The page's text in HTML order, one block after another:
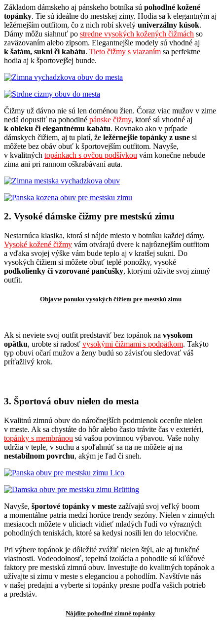
Základom dámskeho aj pánskeho botníka sú pohodlné kožené
topánky. Tie sú ideálne do mestskej zimy. Hodia sa k elegantným aj
ležérnejším outfitom, čo z nich robí skvelý univerzálny kúsok.
Dámy môžu siahnuť po stredne vysokých kožených čižmách so
zaväzovaním alebo zipsom. Elegantnejšie modely sú vhodné aj
k šatám, sukni či kabátu. Tieto čižmy s viazaním sa perfektne
hodia aj k športovejšej bunde.
Čižmy už dávno nie sú len doménou žien. Čoraz viac mužov v zime
nedá dopustiť na pohodlné pánske čižmy, ktoré sú vhodné aj
k obleku či elegantnému kabátu. Rovnako ako v prípade
dámskych čižiem, aj tu platí, že ležérnejšie topánky z usne si
môžete bez obáv obuť k športovejším outfitom. Navyše,
v kvalitných topánkach s ovčou podšívkou vám konečne nebude
zima ani pri rannom oškrabávaní auta.
2. Vysoké dámske čižmy pre mestskú zimu
Nestarnúca klasika, ktorá si nájde miesto v botníku každej dámy.
Vysoké kožené čižmy vám otvárajú dvere k najrôznejším outfitom
a vďaka svojej výške vám bude teplo aj v kratšej sukni. Do
vysokých čižiem si môžete obuť teplé ponožky, vysoké
podkolienky či vzorované pančušky, ktorými oživíte svoj zimný
outfit.
Objavte ponuku vysokých čižiem pre mestskú zimu
Ak si neviete svoj outfit predstaviť bez topánok na vysokom
opätku, urobte si radosť vysokými čižmami s podpätkom. Takýto
typ obuvi očarí mužov a ženy budú so závisťou sledovať váš
príťažlivý krok.
3. Športová obuv nielen do mesta
Kvalitnú zimnú obuv do náročnejších podmienok oceníte nielen
v meste. Ak sa chystáte do hôr alebo často trávite čas v exteriéri,
topánky s membránou sú vašou povinnou výbavou. Vaše nohy
udržia v teple, v suchu a spoľahnúť sa na ne môžete aj na
nestabilnom povrchu, akým je ľad či sneh.
Navyše, športové topánky v meste zažívajú svoj veľký boom
a momentálne patria medzi horúce trendy sezóny. Nielen v zimných
mesiacoch môžete v uliciach vidieť mladých ľudí vo výrazných
pohodlných teniskách, ktoré sa kedysi nosili len do telocvične.
Pri výbere topánok je dôležité zvážiť nielen štýl, ale aj funkčné
vlastnosti. Vodeodolnosť, tepelná izolácia a pohodlie sú kľúčové
faktory pre mestskú zimnú obuv. Investujte do kvalitných topánok a
užívajte si zimu v meste s eleganciou a pohodlím. Navštívte nás
v našej predajni a vyberte si topánky presne podľa vašich potrieb
a predstáv.
Nájdite pohodlné zimné topánky